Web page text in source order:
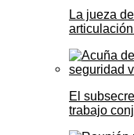
La jueza
El
trabajo